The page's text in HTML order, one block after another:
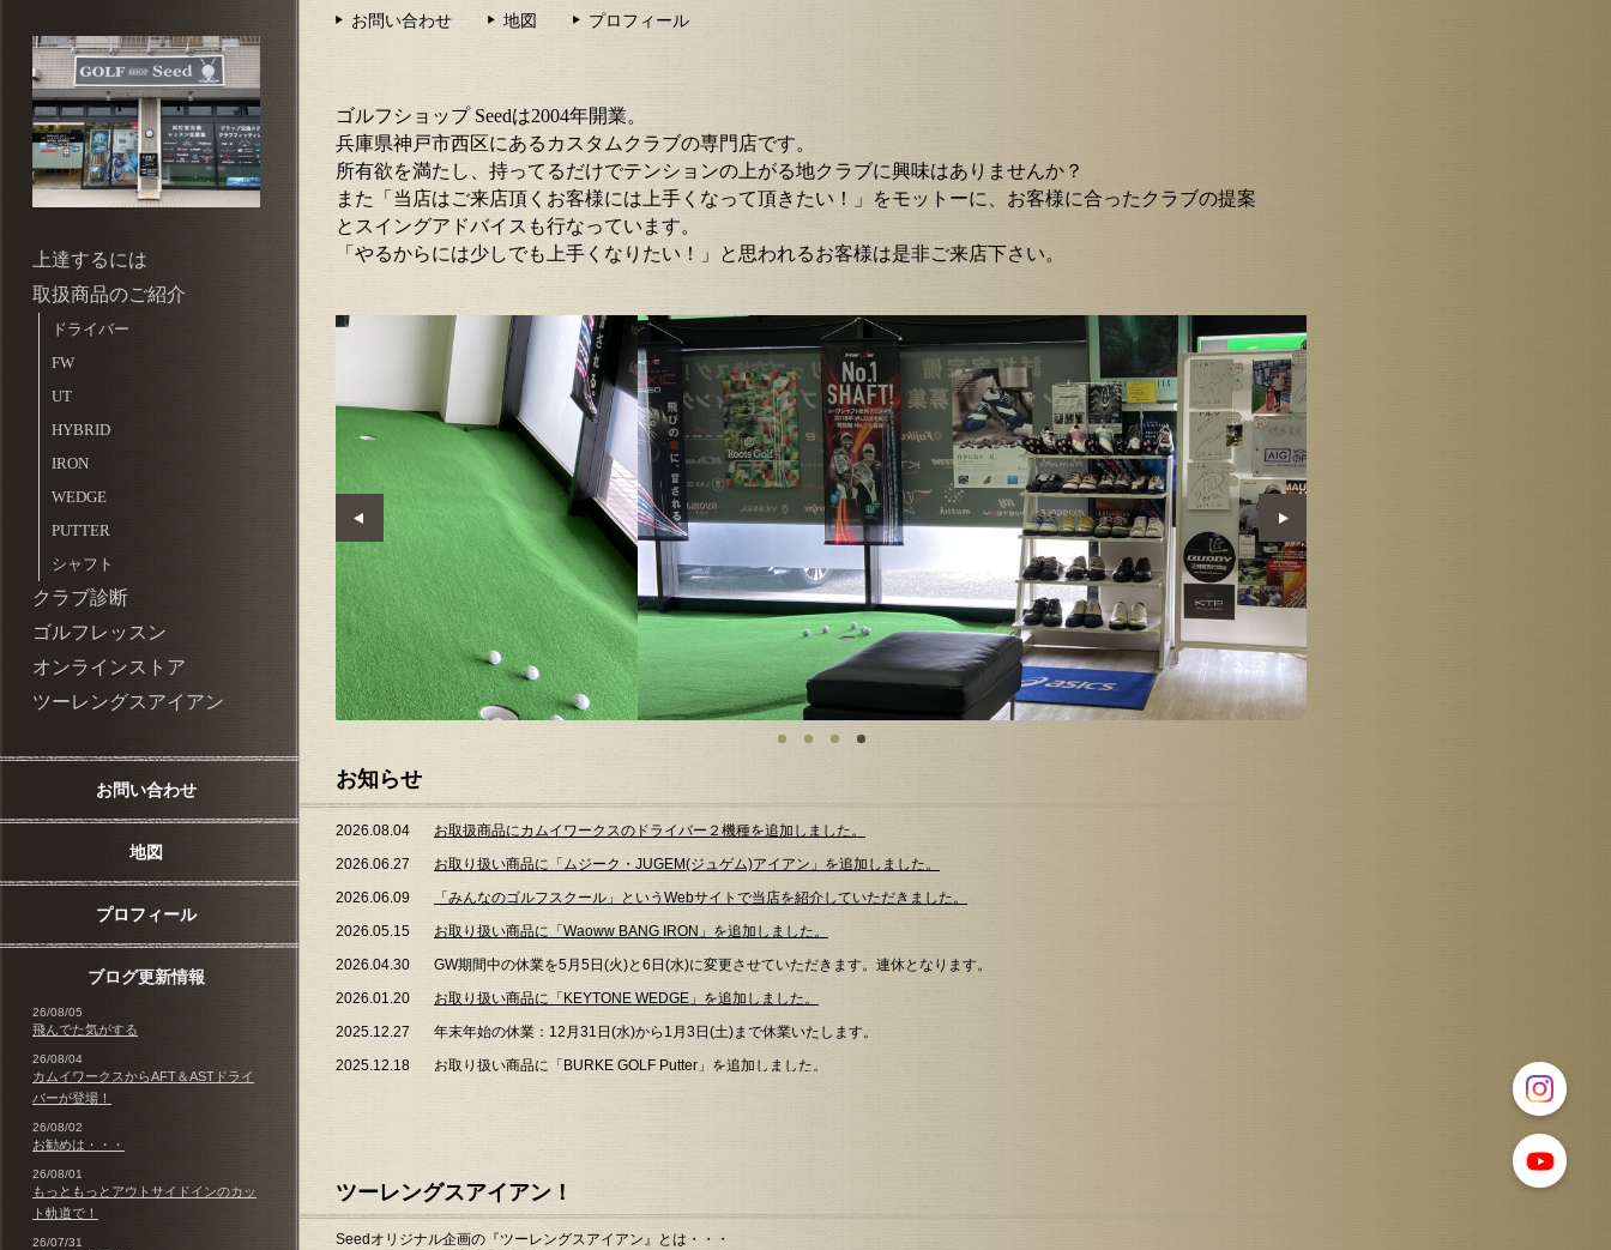
上達するには
取扱商品のご紹介
ドライバー
FW
UT
HYBRID
IRON
WEDGE
PUTTER
シャフト
クラブ診断
ゴルフレッスン
オンラインストア
ツーレングスアイアン
お問い合わせ
地図
プロフィール
ブログ更新情報
26/08/05
飛んでた気がする
26/08/04
カムイワークスからAFT＆ASTドライ
バーが登場！
26/08/02
お勧めは・・・
26/08/01
もっともっとアウトサイドインのカッ
ト軌道で！
26/07/31
お問い合わせ 地図 プロフィール
ゴルフショップ Seedは2004年開業。
兵庫県神戸市西区にあるカスタムクラブの専門店です。
所有欲を満たし、持ってるだけでテンションの上がる地クラブに興味はありませんか？
また「当店はご来店頂くお客様には上手くなって頂きたい！」をモットーに、お客様に合ったクラブの提案
とスイングアドバイスも行なっています。
「やるからには少しでも上手くなりたい！」と思われるお客様は是非ご来店下さい。
お知らせ
2026.08.04
お取扱商品にカムイワークスのドライバー２機種を追加しました。
2026.06.27
お取り扱い商品に「ムジーク・JUGEM(ジュゲム)アイアン」を追加しました。
2026.06.09
「みんなのゴルフスクール」というWebサイトで当店を紹介していただきました。
2026.05.15
お取り扱い商品に「Waoww BANG IRON」を追加しました。
2026.04.30
GW期間中の休業を5月5日(火)と6日(水)に変更させていただきます。連休となります。
2026.01.20
お取り扱い商品に「KEYTONE WEDGE」を追加しました。
2025.12.27
年末年始の休業：12月31日(水)から1月3日(土)まで休業いたします。
2025.12.18
お取り扱い商品に「BURKE GOLF Putter」を追加しました。
2025.11.19
お取り扱い商品に「Waoww Bang UT」を追加しました。
2025.09.05
お取り扱い商品に「LAB GOLF OZ1i HS」を追加しました。
ツーレングスアイアン！
Seedオリジナル企画の『ツーレングスアイアン』とは・・・